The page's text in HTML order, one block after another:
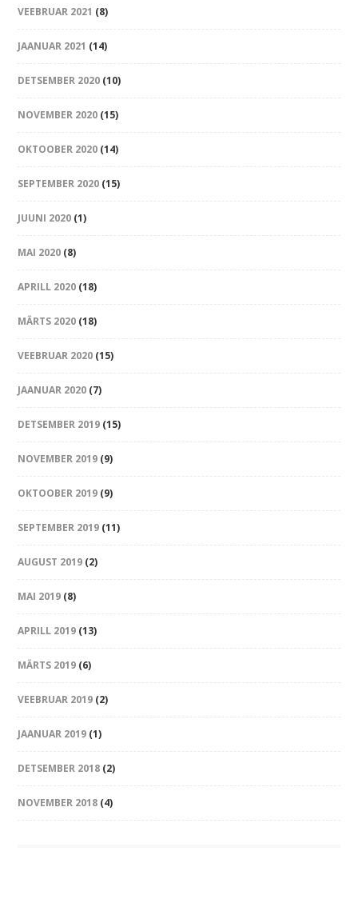
VEEBRUAR 2021 (8)
JAANUAR 2021 (14)
DETSEMBER 2020 (10)
NOVEMBER 2020 (15)
OKTOOBER 2020 (14)
SEPTEMBER 2020 (15)
JUUNI 2020 (1)
MAI 2020 (8)
APRILL 2020 (18)
MÄRTS 2020 (18)
VEEBRUAR 2020 (15)
JAANUAR 2020 (7)
DETSEMBER 2019 (15)
NOVEMBER 2019 (9)
OKTOOBER 2019 (9)
SEPTEMBER 2019 (11)
AUGUST 2019 (2)
MAI 2019 (8)
APRILL 2019 (13)
MÄRTS 2019 (6)
VEEBRUAR 2019 (2)
JAANUAR 2019 (1)
DETSEMBER 2018 (2)
NOVEMBER 2018 (4)